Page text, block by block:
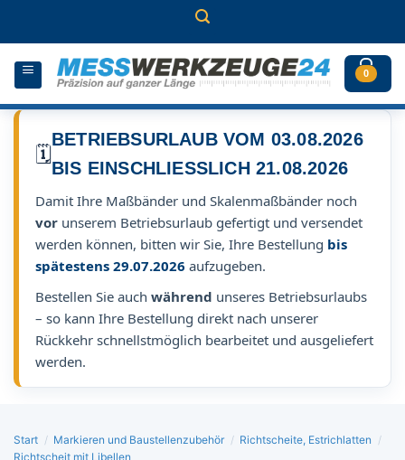
0
🗓️
BETRIEBSURLAUB VOM 03.08.2026
BIS EINSCHLIESSLICH 21.08.2026
Damit Ihre Maßbänder und Skalenmaßbänder noch
vor unserem Betriebsurlaub gefertigt und versendet
werden können, bitten wir Sie, Ihre Bestellung bis
spätestens 29.07.2026 aufzugeben.
Bestellen Sie auch während unseres Betriebsurlaubs
– so kann Ihre Bestellung direkt nach unserer
Rückkehr schnellstmöglich bearbeitet und ausgeliefert
werden.
Start / Markieren und Baustellenzubehör / Richtscheite, Estrichlatten /
Richtscheit mit Libellen